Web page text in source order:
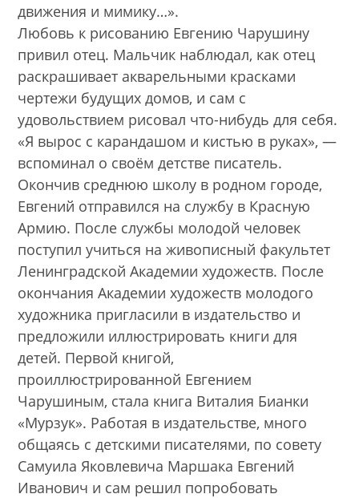
движения и мимику…».
Любовь к рисованию Евгению Чарушину
привил отец. Мальчик наблюдал, как отец
раскрашивает акварельными красками
чертежи будущих домов, и сам с
удовольствием рисовал что-нибудь для себя.
«Я вырос с карандашом и кистью в руках», —
вспоминал о своём детстве писатель.
Окончив среднюю школу в родном городе,
Евгений отправился на службу в Красную
Армию. После службы молодой человек
поступил учиться на живописный факультет
Ленинградской Академии художеств. После
окончания Академии художеств молодого
художника пригласили в издательство и
предложили иллюстрировать книги для
детей. Первой книгой,
проиллюстрированной Евгением
Чарушиным, стала книга Виталия Бианки
«Мурзук». Работая в издательстве, много
общаясь с детскими писателями, по совету
Самуила Яковлевича Маршака Евгений
Иванович и сам решил попробовать